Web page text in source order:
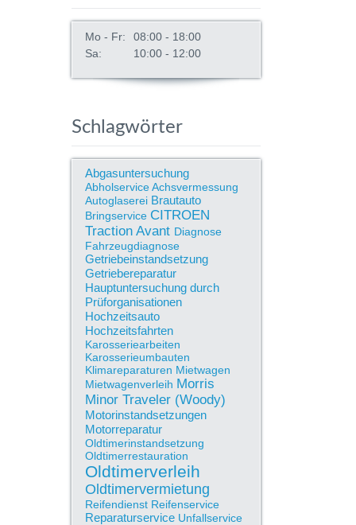
Mo - Fr:
08:00 - 18:00
Sa:
10:00 - 12:00
Schlagwörter
Abgasuntersuchung
AbholserviceAchsvermessung
Autoglaserei Brautauto
Bringservice CITROEN
Traction Avant Diagnose
Fahrzeugdiagnose
Getriebeinstandsetzung
Getriebereparatur
Hauptuntersuchung durch
Prüforganisationen
Hochzeitsauto
Hochzeitsfahrten
Karosseriearbeiten
Karosserieumbauten
Klimareparaturen Mietwagen
Mietwagenverleih Morris
Minor Traveler (Woody)
Motorinstandsetzungen
Motorreparatur
Oldtimerinstandsetzung
Oldtimerrestauration
Oldtimerverleih
Oldtimervermietung
Reifendienst Reifenservice
Reparaturservice Unfallservice